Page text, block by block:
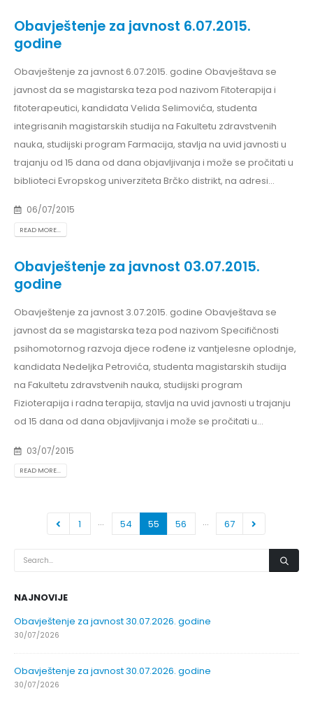
Obavještenje za javnost 6.07.2015.
godine
Obavještenje za javnost 6.07.2015. godine Obavještava se
javnost da se magistarska teza pod nazivom Fitoterapija i
fitoterapeutici, kandidata Velida Selimovića, studenta
integrisanih magistarskih studija na Fakultetu zdravstvenih
nauka, studijski program Farmacija, stavlja na uvid javnosti u
trajanju od 15 dana od dana objavljivanja i može se pročitati u
biblioteci Evropskog univerziteta Brčko distrikt, na adresi...
06/07/2015
READ MORE...
Obavještenje za javnost 03.07.2015.
godine
Obavještenje za javnost 3.07.2015. godine Obavještava se
javnost da se magistarska teza pod nazivom Specifičnosti
psihomotornog razvoja djece rođene iz vantjelesne oplodnje,
kandidata Nedeljka Petrovića, studenta magistarskih studija
na Fakultetu zdravstvenih nauka, studijski program
Fizioterapija i radna terapija, stavlja na uvid javnosti u trajanju
od 15 dana od dana objavljivanja i može se pročitati u...
03/07/2015
READ MORE...
1 … 54 55 56 … 67
NAJNOVIJE
Obavještenje za javnost 30.07.2026. godine
30/07/2026
Obavještenje za javnost 30.07.2026. godine
30/07/2026